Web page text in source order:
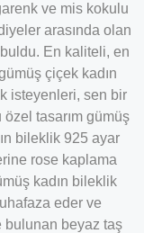
ve mis kokulu
arasında olan
En kaliteli, en
çiçek kadın
isteyenleri, sen bir
tasarım gümüş
bileklik 925 ayar
rose kaplama
kadın bileklik
eder ve
beyaz taş